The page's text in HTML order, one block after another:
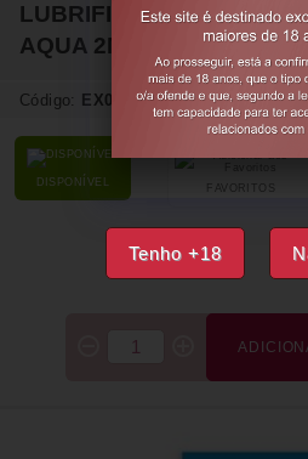
Tenho +18
LUBRIFICANTE À BASE
AQUA 2ML
Código: EX06886
DISPONÍVEL FAVORITOS